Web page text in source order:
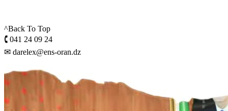
^Back To Top
🕻 041 24 09 24
✉ darelex@ens-oran.dz